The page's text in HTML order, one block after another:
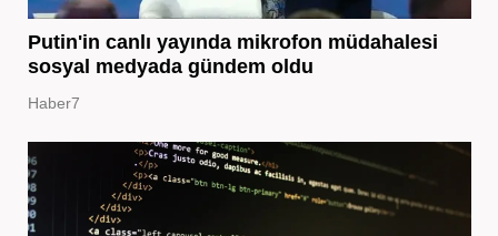
Putin'in canlı yayında mikrofon müdahalesi
sosyal medyada gündem oldu
Haber7